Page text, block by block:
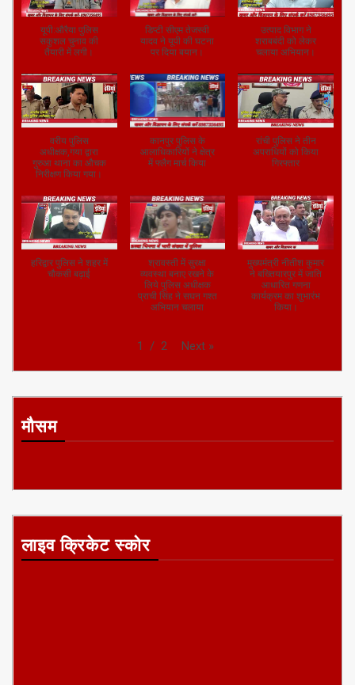
यूपी:औरैया पुलिस
सकुशल चुनाव की
तैयारी में लगी।
डिप्टी सीएम तेजस्वी
यादव ने यूपी की घटना
पर दिया बयान।
उत्पाद विभाग ने
शराबबंदी को लेकर
चलाया अभियान।
वरीय पुलिस
अधीक्षक,गया द्वारा
गुरुआ थाना का औचक
निरीक्षण किया गया।
कानपुर पुलिस के
आलाधिकारियों ने क्षेत्र
में फ्लैग मार्च किया
रांची पुलिस ने तीन
अपराधियों को किया
गिरफ्तार
हरिद्वार पुलिस ने शहर में
चौकसी बढ़ाई
श्रावस्ती में सुरक्षा
व्यवस्था बनाए रखने के
लिये पुलिस अधीक्षक
प्राची सिंह ने सघन गश्त
अभियान चलाया
मुख्यमंत्री नीतीश कुमार
ने बख्तियारपुर में जाति
आधारित गणना
कार्यक्रम का शुभारंभ
किया।
1 / 2 Next »
मौसम
लाइव क्रिकेट स्कोर